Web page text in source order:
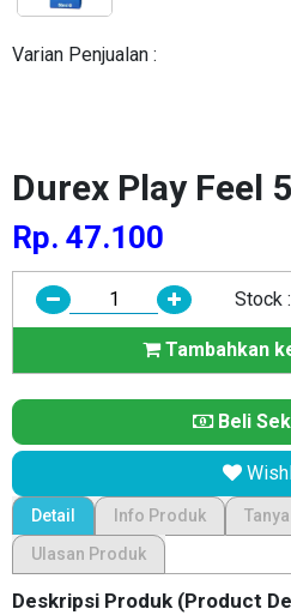
Varian Penjualan :
Durex Play Feel
Rp. 47.100
Stock :
Tambahkan
Beli
Detail Info Produk
Ulasan Produk
Deskripsi Produk (Product